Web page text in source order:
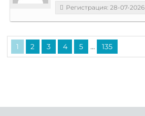
Регистрация: 28-07-2026
1 2 3 4 5 ... 135